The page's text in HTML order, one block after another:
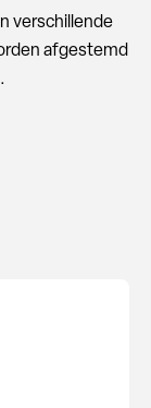
verschillende
afgestemd